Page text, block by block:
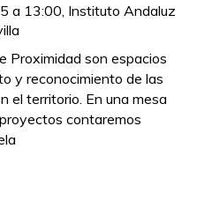
a 13:00, Instituto Andaluz
Proximidad son espacios
y reconocimiento de las
el territorio. En una mesa
contaremos